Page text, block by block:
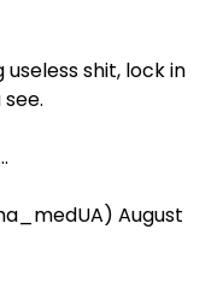
shit, lock in
August